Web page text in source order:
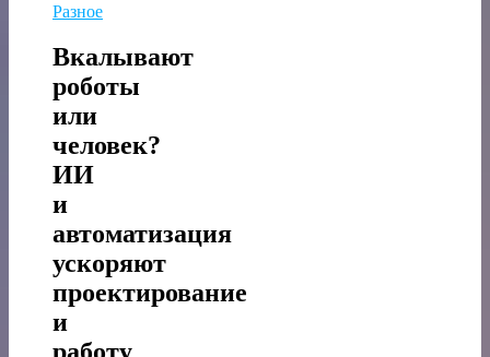
Разное
Вкалывают
роботы
или
человек?
ИИ
и
автоматизация
ускоряют
проектирование
и